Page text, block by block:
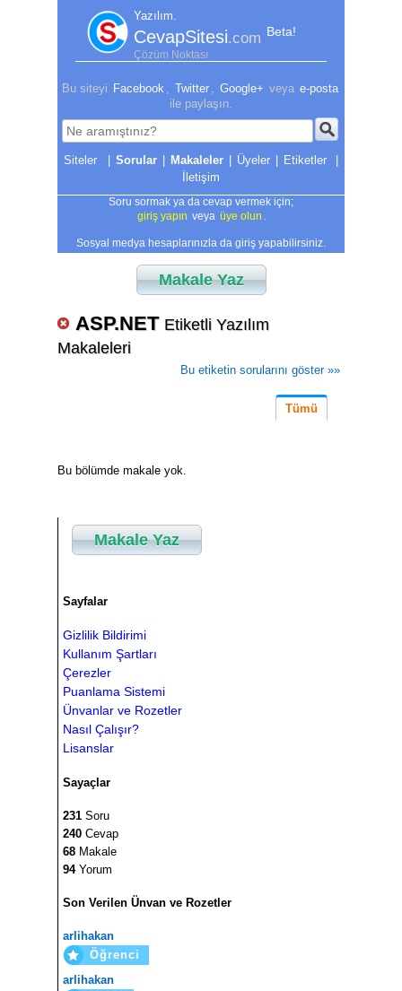
Yazılım.
CevapSitesi.com Beta!
Çözüm Noktası
Bu siteyi Facebook Twitter Google+ veya e-posta
ile paylaşın.
| Sorular | Makaleler | Üyeler | Etiketler
|
İletişim
Soru sormak ya da cevap vermek için;
giriş yapın veya üye olun
Sosyal medya hesaplarınızla da giriş yapabilirsiniz.
Makale Yaz
ASP.NET Etiketli Yazılım
Makaleleri
Bu etiketin sorularını göster »»
Tümü
Bu bölümde makale yok.
Makale Yaz
Sayfalar
Gizlilik Bildirimi
Kullanım Şartları
Çerezler
Puanlama Sistemi
Ünvanlar ve Rozetler
Nasıl Çalışır?
Lisanslar
Sayaçlar
231 Soru
240 Cevap
68 Makale
94Yorum
Son Verilen Ünvan ve Rozetler
arlihakan
Öğrenci
arlihakan